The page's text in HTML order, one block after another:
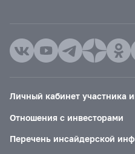
Личный кабинет участника
Отношения с инвесторами
Перечень инсайдерской